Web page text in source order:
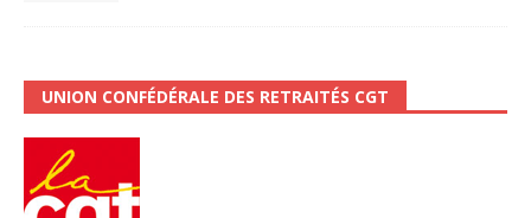
UNION CONFÉDÉRALE DES RETRAITÉS CGT